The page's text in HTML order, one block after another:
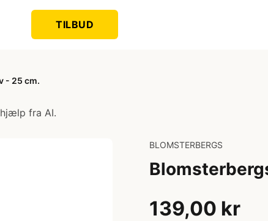
TILBUD
- 25 cm.
fra AI.
BLOMSTERBERGS
139,00 kr